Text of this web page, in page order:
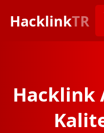
HacklinkTR
Hacklink